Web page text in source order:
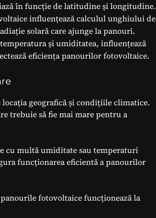
în funcție de latitudine și longitudine.
influențează calculul unghiului de
solară care ajunge la panouri.
și umiditatea, influențează
eficiența panourilor fotovoltaice.
geografică și condițiile climatice.
trebuie să fie mai mare pentru a
cu multă umiditate sau temperaturi
funcționarea eficientă a panourilor
fotovoltaice funcționează la